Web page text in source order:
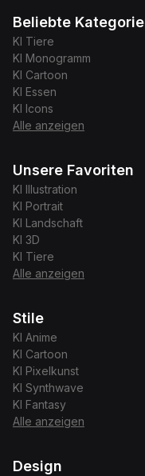
Beliebte
KI Tiere
KI Monogramm
KI Cartoon
KI Essen
KI
Icons
Alle anzeigen
Unsere Favoriten
KI
Illustration
KI Portrait
KI Landschaft
KI 3D
KI Tiere
Alle anzeigen
Stile
KI Anime
KI Cartoon
KI Pixelkunst
KI Synthwave
KI Fantasy
Alle anzeigen
Design